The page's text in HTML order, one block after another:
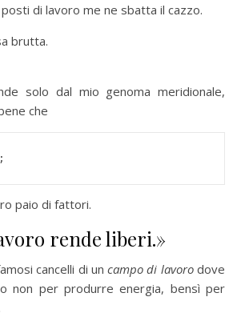
di lavoro me ne sbatta il cazzo.
brutta.
solo dal mio genoma meridionale,
che
paio di fattori.
rende liberi.»
cancelli di uncampo di lavorodove
non per produrre energia, bensì per